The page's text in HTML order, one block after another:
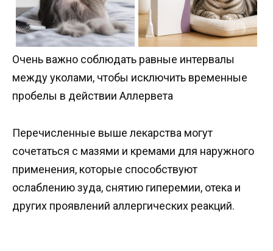
Очень важно соблюдать равные интервалы
между уколами, чтобы исключить временные
пробелы в действии Аллервета
Перечисленные выше лекарства могут
сочетаться с мазями и кремами для наружного
применения, которые способствуют
ослаблению зуда, снятию гиперемии, отека и
других проявлений аллергических реакций.